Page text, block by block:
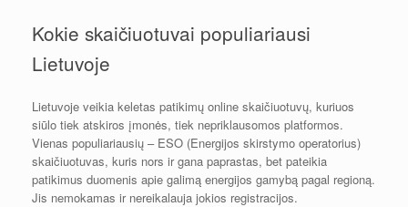
Kokie skaičiuotuvai populiariausi
Lietuvoje
Lietuvoje veikia keletas patikimų online skaičiuotuvų, kuriuos
siūlo tiek atskiros įmonės, tiek nepriklausomos platformos.
Vienas populiariausių – ESO (Energijos skirstymo operatorius)
skaičiuotuvas, kuris nors ir gana paprastas, bet pateikia
patikimus duomenis apie galimą energijos gamybą pagal regioną.
Jis nemokamas ir nereikalauja jokios registracijos.